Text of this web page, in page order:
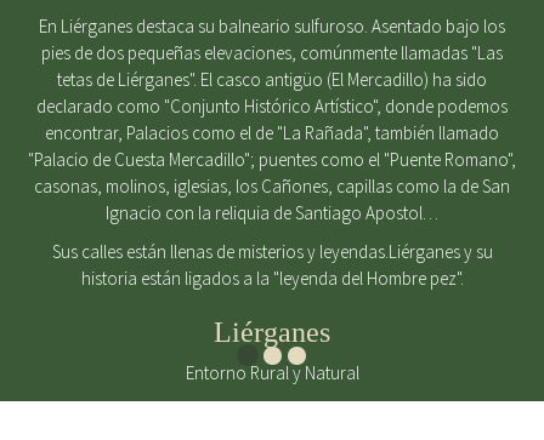
En Liérganes destaca su balneario sulfuroso. Asentado bajo los
pies de dos pequeñas elevaciones, comúnmente llamadas "Las
tetas de Liérganes". El casco antigüo (El Mercadillo) ha sido
declarado como "Conjunto Histórico Artístico", donde podemos
encontrar, Palacios como el de "La Rañada", también llamado
"Palacio de Cuesta Mercadillo"; puentes como el "Puente Romano",
casonas, molinos, iglesias, los Cañones, capillas como la de San
Ignacio con la reliquia de Santiago Apostol…
Sus calles están llenas de misterios y leyendas.Liérganes y su
historia están ligados a la "leyenda del Hombre pez".
Liérganes
Entorno Rural y Natural